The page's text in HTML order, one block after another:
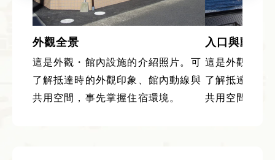
外觀全景
這是外觀・館內設施的介紹照片。可
了解抵達時的外觀印象、館內動線與
共用空間，事先掌握住宿環境。
入口與動線
這是外觀・館
了解抵達時的
共用空間，事